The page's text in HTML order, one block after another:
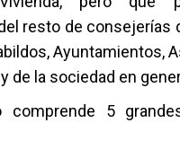
resto de consejerías
Ayuntamientos,
de la sociedad en
comprende 5